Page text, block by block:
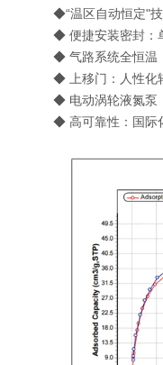
◆“温区自动恒定"
◆ 便捷安装密封：
◆ 气路系统全恒温
◆ 上移门：人性化
◆ 电动涡轮液氮泵
◆ 高可靠性：国际